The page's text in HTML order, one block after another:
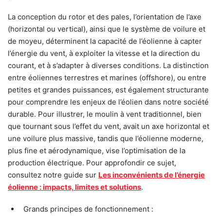
La conception du rotor et des pales, l’orientation de l’axe
(horizontal ou vertical), ainsi que le système de voilure et
de moyeu, déterminent la capacité de l’éolienne à capter
l’énergie du vent, à exploiter la vitesse et la direction du
courant, et à s’adapter à diverses conditions. La distinction
entre éoliennes terrestres et marines (offshore), ou entre
petites et grandes puissances, est également structurante
pour comprendre les enjeux de l’éolien dans notre société
durable. Pour illustrer, le moulin à vent traditionnel, bien
que tournant sous l’effet du vent, avait un axe horizontal et
une voilure plus massive, tandis que l’éolienne moderne,
plus fine et aérodynamique, vise l’optimisation de la
production électrique. Pour approfondir ce sujet,
consultez notre guide sur Les inconvénients de l’énergie
éolienne : impacts, limites et solutions.
Grands principes de fonctionnement :